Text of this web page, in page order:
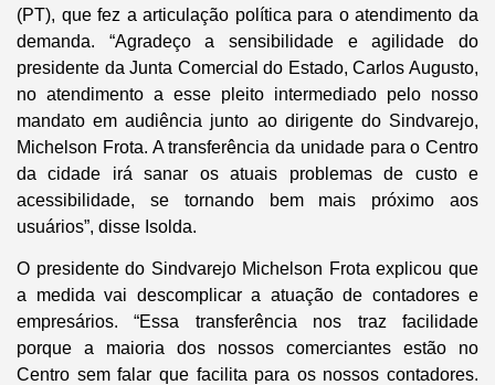
(PT), que fez a articulação política para o atendimento da
demanda. “Agradeço a sensibilidade e agilidade do
presidente da Junta Comercial do Estado, Carlos Augusto,
no atendimento a esse pleito intermediado pelo nosso
mandato em audiência junto ao dirigente do Sindvarejo,
Michelson Frota. A transferência da unidade para o Centro
da cidade irá sanar os atuais problemas de custo e
acessibilidade, se tornando bem mais próximo aos
usuários”, disse Isolda.
O presidente do Sindvarejo Michelson Frota explicou que
a medida vai descomplicar a atuação de contadores e
empresários. “Essa transferência nos traz facilidade
porque a maioria dos nossos comerciantes estão no
Centro sem falar que facilita para os nossos contadores.